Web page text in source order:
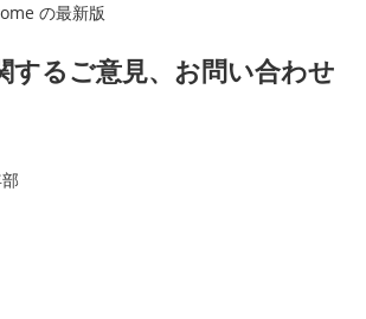
の最新版
するご意見、お問い合わせ